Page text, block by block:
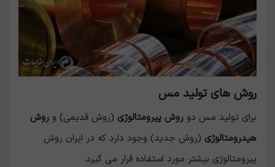
روش های تولید مس
برای تولید مس دو روش پیرومتالوژی (روش قدیمی) و روش
هیدرومتالوژی (روش جدید) وجود دارد که در ایران روش
پیرومتالوژی بیشتر مورد استفاده قرار می گیرد.